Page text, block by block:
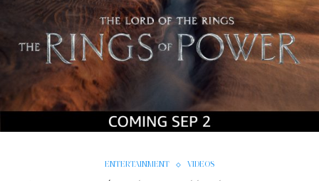
ENTERTAINMENT VIDEOS